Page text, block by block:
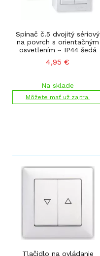
Spínač č.5 dvojitý sériový
na povrch s orientačným
osvetlením ~ IP44 šedá
4,95 €
Na sklade
Môžete mať už zajtra.
Tlačidlo na ovládanie